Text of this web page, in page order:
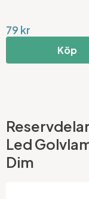
79 kr
Köp
Led
Dim